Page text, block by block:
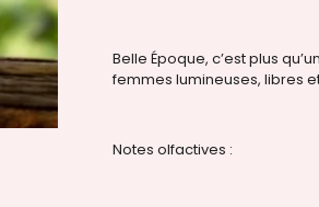
Belle Époque, c’est plus
femmes lumineuses, libres
Notes olfactives :